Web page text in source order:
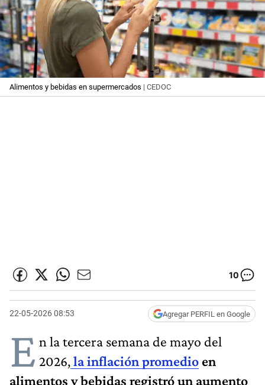
Alimentos y bebidas en supermercados | CEDOC
10
22-05-2026 08:53 Agregar PERFIL en Google
E n la tercera semana de mayo del
2026,la inflación promedio en
alimentos y bebidas registró un aumento